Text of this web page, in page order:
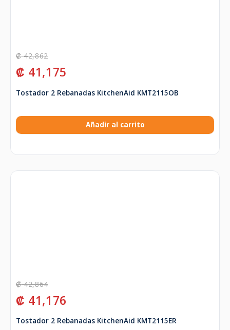
₡42,862
₡ 41,175
Tostador 2 Rebanadas KitchenAid KMT2115OB
Añadir al carrito
₡42,864
₡ 41,176
Tostador 2 Rebanadas KitchenAid KMT2115ER